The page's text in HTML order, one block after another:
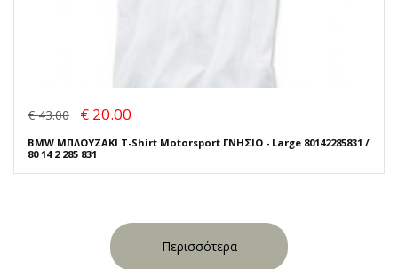
€ 43.00 € 20.00
BMW ΜΠΛΟΥΖΑΚΙ T-Shirt Motorsport ΓΝΗΣΙΟ - Large 80142285831 /
80 14 2 285 831
Περισσότερα